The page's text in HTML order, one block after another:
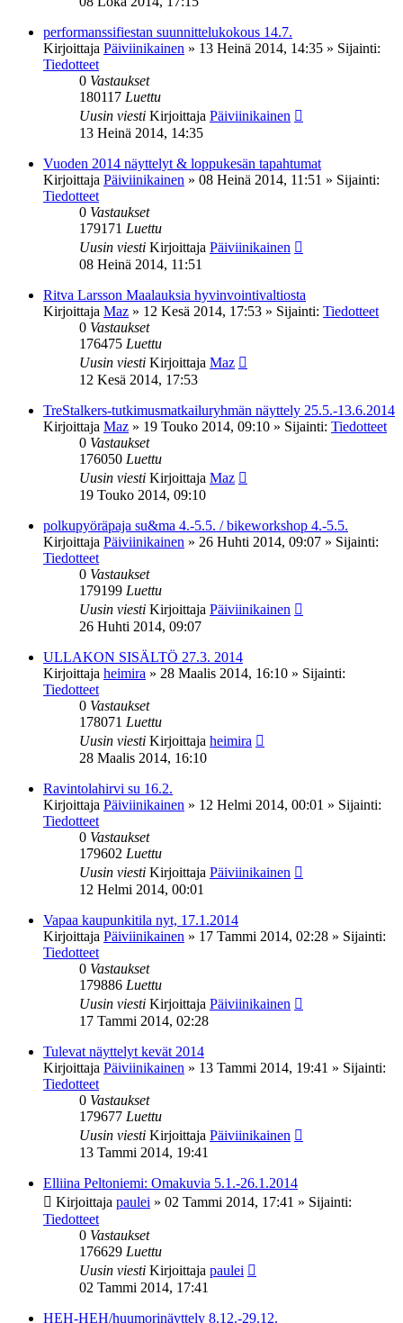
performanssifiestan suunnittelukokous 14.7.
Kirjoittaja Päiviinikainen » 13 Heinä 2014, 14:35 » Sijainti:
Tiedotteet
0 Vastaukset
180117 Luettu
Uusin viesti Kirjoittaja Päiviinikainen
13 Heinä 2014, 14:35
Vuoden 2014 näyttelyt & loppukesän tapahtumat
Kirjoittaja Päiviinikainen » 08 Heinä 2014, 11:51 » Sijainti:
Tiedotteet
0 Vastaukset
179171 Luettu
Uusin viesti Kirjoittaja Päiviinikainen
08 Heinä 2014, 11:51
Ritva Larsson Maalauksia hyvinvointivaltiosta
Kirjoittaja Maz » 12 Kesä 2014, 17:53 » Sijainti: Tiedotteet
0 Vastaukset
176475 Luettu
Uusin viesti Kirjoittaja Maz
12 Kesä 2014, 17:53
TreStalkers-tutkimusmatkailuryhmän näyttely 25.5.-13.6.2014
Kirjoittaja Maz » 19 Touko 2014, 09:10 » Sijainti: Tiedotteet
0 Vastaukset
176050 Luettu
Uusin viesti Kirjoittaja Maz
19 Touko 2014, 09:10
polkupyöräpaja su&ma 4.-5.5. / bikeworkshop 4.-5.5.
Kirjoittaja Päiviinikainen » 26 Huhti 2014, 09:07 » Sijainti:
Tiedotteet
0 Vastaukset
179199 Luettu
Uusin viesti Kirjoittaja Päiviinikainen
26 Huhti 2014, 09:07
ULLAKON SISÄLTÖ 27.3. 2014
Kirjoittaja heimira » 28 Maalis 2014, 16:10 » Sijainti:
Tiedotteet
0 Vastaukset
178071 Luettu
Uusin viesti Kirjoittaja heimira
28 Maalis 2014, 16:10
Ravintolahirvi su 16.2.
Kirjoittaja Päiviinikainen » 12 Helmi 2014, 00:01 » Sijainti:
Tiedotteet
0 Vastaukset
179602 Luettu
Uusin viesti Kirjoittaja Päiviinikainen
12 Helmi 2014, 00:01
Vapaa kaupunkitila nyt, 17.1.2014
Kirjoittaja Päiviinikainen » 17 Tammi 2014, 02:28 » Sijainti:
Tiedotteet
0 Vastaukset
179886 Luettu
Uusin viesti Kirjoittaja Päiviinikainen
17 Tammi 2014, 02:28
Tulevat näyttelyt kevät 2014
Kirjoittaja Päiviinikainen » 13 Tammi 2014, 19:41 » Sijainti:
Tiedotteet
0 Vastaukset
179677 Luettu
Uusin viesti Kirjoittaja Päiviinikainen
13 Tammi 2014, 19:41
Elliina Peltoniemi: Omakuvia 5.1.-26.1.2014
Kirjoittaja paulei » 02 Tammi 2014, 17:41 » Sijainti:
Tiedotteet
0 Vastaukset
176629 Luettu
Uusin viesti Kirjoittaja paulei
02 Tammi 2014, 17:41
HEH-HEH/huumorinäyttely 8.12.-29.12.